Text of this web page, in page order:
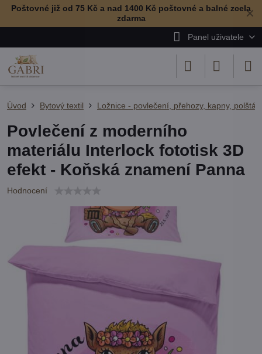
✕
Poštovné již od 75 Kč a nad 1400 Kč poštovné a balné zcela
zdarma
Panel uživatele
Úvod Bytový textil Ložnice - povlečení, přehozy, kapny,
Povlečení z moderního
materiálu Interlock fototisk 3D
efekt - Koňská znamení Panna
Hodnocení